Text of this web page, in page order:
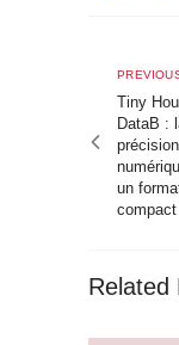
de
l’article
Previous
article
Tiny
DataB :
précision
un
compact
Related